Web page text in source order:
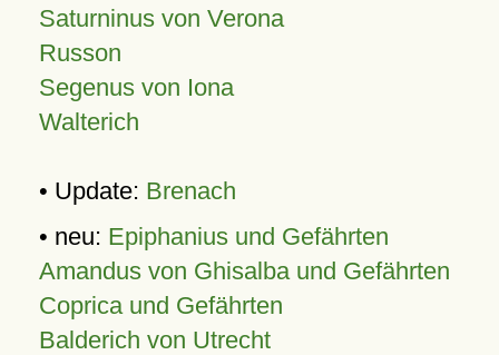
Saturninus von Verona
Russon
Segenus von Iona
Walterich
• Update: Brenach
• neu: Epiphanius und Gefährten
Amandus von Ghisalba und Gefährten
Coprica und Gefährten
Balderich von Utrecht